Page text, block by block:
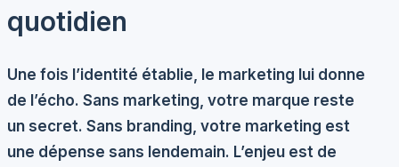
quotidien
Une fois l’identité établie, le marketing lui donne
de l’écho. Sans marketing, votre marque reste
un secret. Sans branding, votre marketing est
une dépense sans lendemain. L’enjeu est de